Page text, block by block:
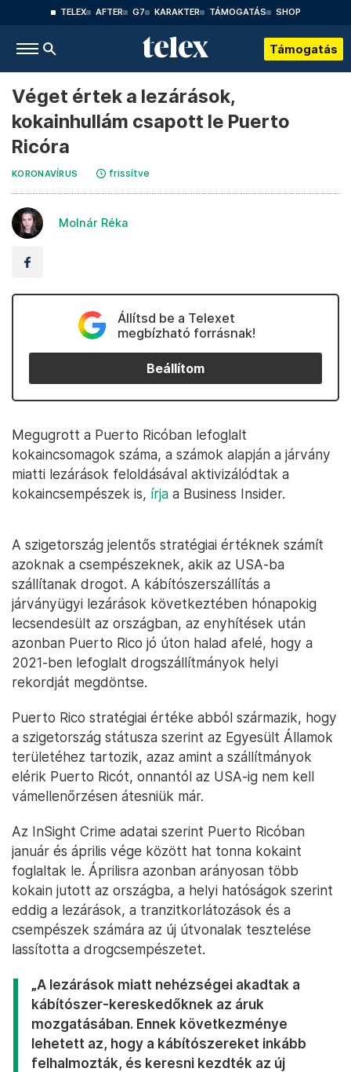
TELEX AFTER G7 KARAKTER TÁMOGATÁS SHOP
Támogatás
Véget értek a lezárások,
kokainhullám csapott le Puerto
Ricóra
KORONAVÍRUS frissítve
Molnár Réka
Állítsd be a Telexet
megbízható forrásnak!
Beállítom
Megugrott a Puerto Ricóban lefoglalt
kokaincsomagok száma, a számok alapján a járvány
miatti lezárások feloldásával aktivizálódtak a
kokaincsempészek is, írja a Business Insider.
A szigetország jelentős stratégiai értéknek számít
azoknak a csempészeknek, akik az USA-ba
szállítanak drogot. A kábítószerszállítás a
járványügyi lezárások következtében hónapokig
lecsendesült az országban, az enyhítések után
azonban Puerto Rico jó úton halad afelé, hogy a
2021-ben lefoglalt drogszállítmányok helyi
rekordját megdöntse.
Puerto Rico stratégiai értéke abból származik, hogy
a szigetország státusza szerint az Egyesült Államok
területéhez tartozik, azaz amint a szállítmányok
elérik Puerto Ricót, onnantól az USA-ig nem kell
vámellenőrzésen átesniük már.
Az InSight Crime adatai szerint Puerto Ricóban
január és április vége között hat tonna kokaint
foglaltak le. Áprilisra azonban arányosan több
kokain jutott az országba, a helyi hatóságok szerint
eddig a lezárások, a tranzitkorlátozások és a
csempészek számára az új útvonalak tesztelése
lassította a drogcsempészetet.
„A lezárások miatt nehézségei akadtak a
kábítószer-kereskedőknek az áruk
mozgatásában. Ennek következménye
lehetett az, hogy a kábítószereket inkább
felhalmozták, és keresni kezdték az új